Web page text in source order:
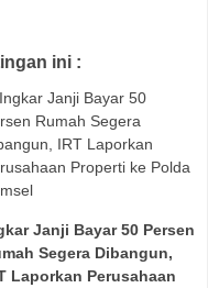
ini :
Janji Bayar 50 Persen
Segera Dibangun,
Laporkan Perusahaan